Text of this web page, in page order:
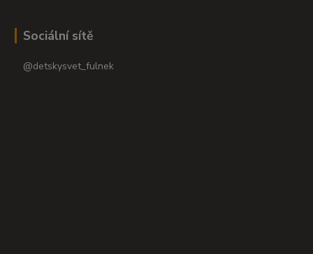
Sociální sítě
@detskysvet_fulnek